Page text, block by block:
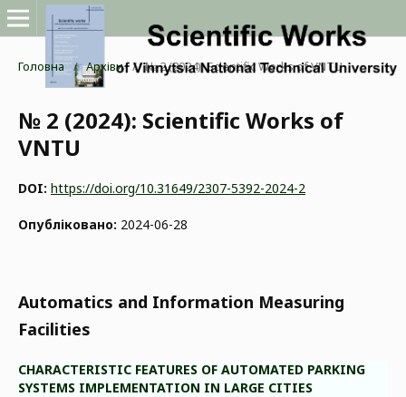
Головна / Архіви / № 2 (2024): Scientific Works of VNTU
№ 2 (2024): Scientific Works of
VNTU
DOI: https://doi.org/10.31649/2307-5392-2024-2
Опубліковано: 2024-06-28
Automatics and Information Measuring
Facilities
CHARACTERISTIC FEATURES OF AUTOMATED PARKING
SYSTEMS IMPLEMENTATION IN LARGE CITIES